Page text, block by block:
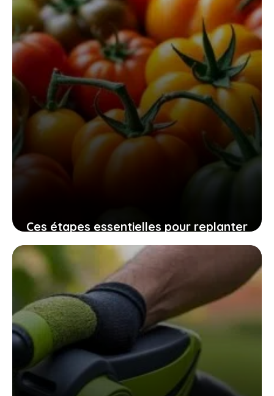
10 novembre 2025
Ces étapes essentielles pour replanter
vos graines de tomates maison
assurent une récolte pleine de saveurs
10 novembre 2025